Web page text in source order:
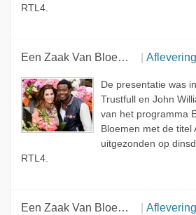
RTL4.
Een Zaak Van Bloemen
De presentatie was
Trustfull en John
van het programma
Bloemen met de titel
uitgezonden op
RTL4.
Een Zaak Van Bloemen